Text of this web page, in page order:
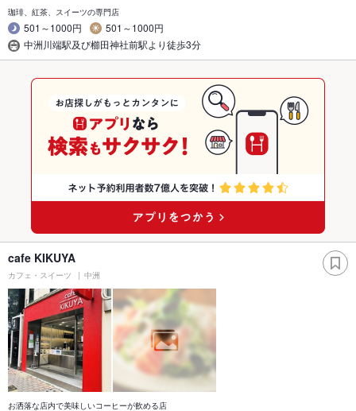
珈琲、紅茶、スイーツの専門店
501～1000円
501～1000円
中洲川端駅及び櫛田神社前駅より徒歩3分
cafe KIKUYA
カフェ・スイーツ 中洲
お洒落な店内で美味しいコーヒーが飲める店